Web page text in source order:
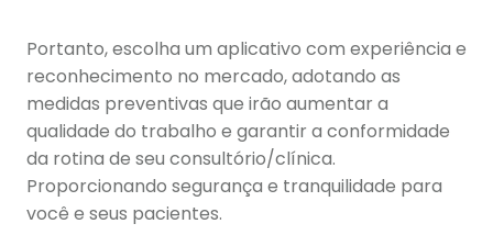
Portanto, escolha um aplicativo com experiência e
reconhecimento no mercado, adotando as
medidas preventivas que irão aumentar a
qualidade do trabalho e garantir a conformidade
da rotina de seu consultório/clínica.
Proporcionando segurança e tranquilidade para
você e seus pacientes.